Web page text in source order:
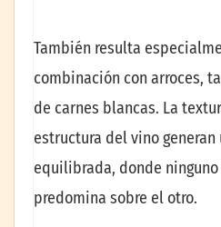
También resulta
combinación con arroces,
de carnes blancas. La
estructura del vino generan
equilibrada, donde
predomina sobre el otro.